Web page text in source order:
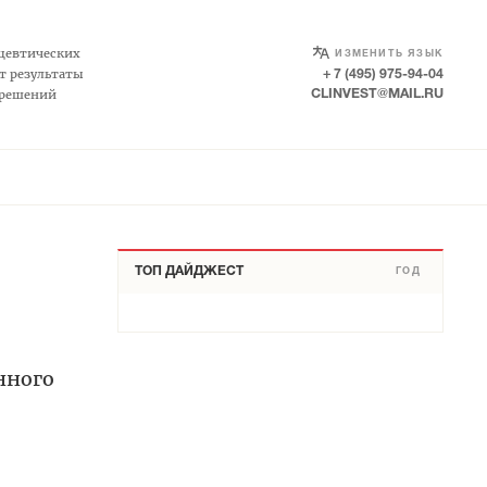
результаты
ИЗМЕНИТЬ ЯЗЫК
SELECT LANGUAGE
+ 7 (495) 975-94-04
CLINVEST@MAIL.RU
ТОП ДАЙДЖЕСТ ГОД